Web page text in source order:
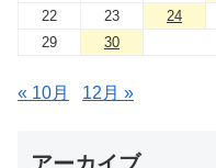
22
23 24
29
30
« 10月 12月 »
アーカイブ